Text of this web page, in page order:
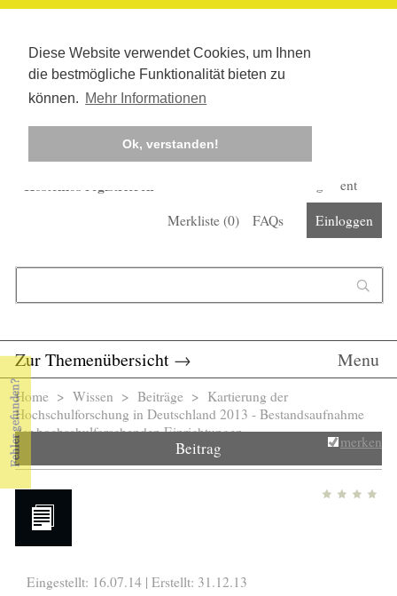
Diese Website verwendet Cookies, um Ihnen
die bestmögliche Funktionalität bieten zu
können. Mehr Informationen
Ok, verstanden!
Kostenlos registrieren
Corona-Management
Merkliste (0) FAQs Einloggen
Zur Themenübersicht → Menu
Sie sind hier
Home > Wissen > Beiträge > Kartierung der
Hochschulforschung in Deutschland 2013 - Bestandsaufnahme
der hochschulforschenden Einrichtungen
Beitrag merken
Eingestellt: 16.07.14 | Erstellt: 31.12.13